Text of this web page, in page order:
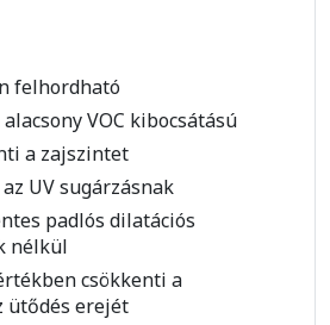
felhordható
VOC kibocsátású
a zajszintet
UV sugárzásnak
padlós dilatációs
nélkül
csökkenti a
ütődés erejét